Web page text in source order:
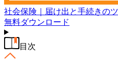
社会保険｜届け出と手続きの
無料ダウンロード
目次